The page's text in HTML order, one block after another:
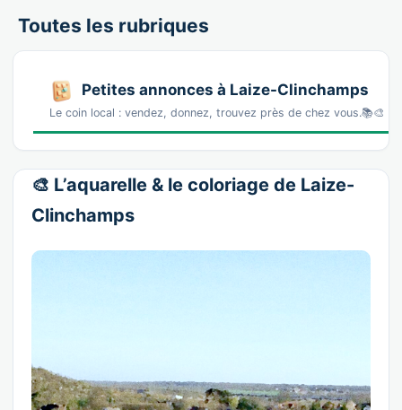
Toutes les rubriques
Petites annonces à Laize-Clinchamps
Le coin local : vendez, donnez, trouvez près de chez vous.📚🎨
🎨 L’aquarelle & le coloriage de Laize-
Clinchamps